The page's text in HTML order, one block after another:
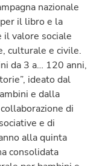
nazionale
il libro e la
il valore sociale
culturale e civile.
da 3 a… 120 anni,
ideato dal
e dalla
di
e di
alla quinta
consolidata